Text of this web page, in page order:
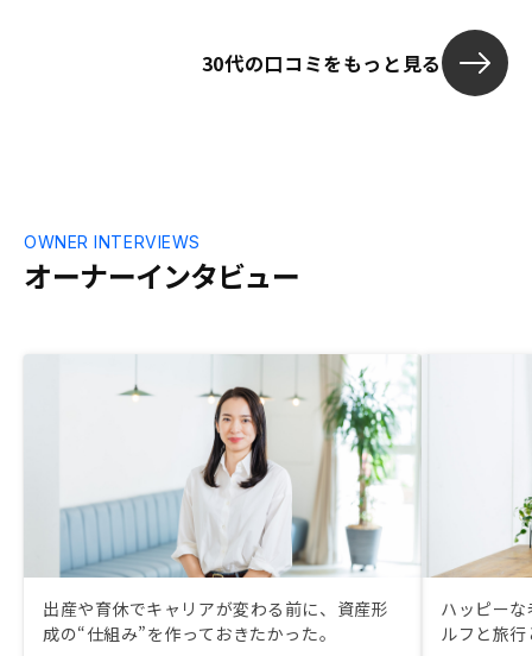
30代の口コミをもっと見る
オーナーインタビュー
OWNER INTERVIEWS
出産や育休でキャリアが変わる前に、資産形
成の“仕組み”を作っておきたかった。
ハッピー
ルフと旅